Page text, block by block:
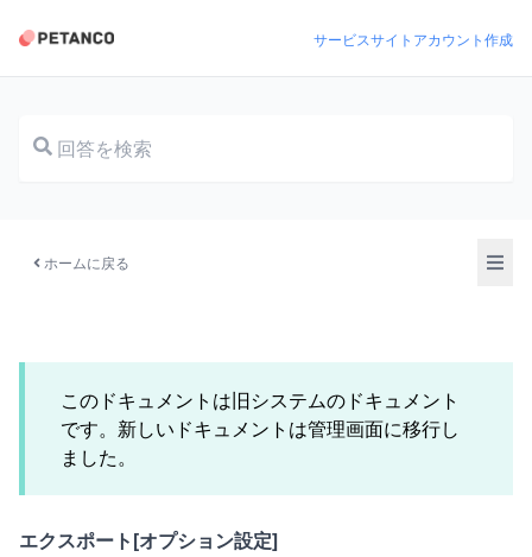
ドキュメント サービスサイト アカウント作成
ホームに戻る
このドキュメントは旧システムのドキュメント
です。新しいドキュメントは管理画面に移行し
ました。
エクスポート[オプション設定]